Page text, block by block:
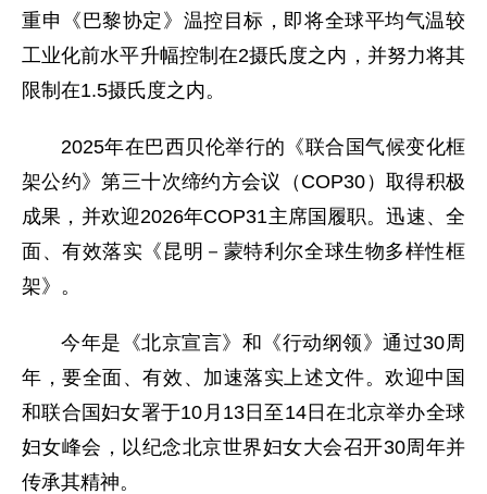
重申《巴黎协定》温控目标，即将全球平均气温较
工业化前水平升幅控制在2摄氏度之内，并努力将其
限制在1.5摄氏度之内。
2025年在巴西贝伦举行的《联合国气候变化框
架公约》第三十次缔约方会议（COP30）取得积极
成果，并欢迎2026年COP31主席国履职。迅速、全
面、有效落实《昆明－蒙特利尔全球生物多样性框
架》。
今年是《北京宣言》和《行动纲领》通过30周
年，要全面、有效、加速落实上述文件。欢迎中国
和联合国妇女署于10月13日至14日在北京举办全球
妇女峰会，以纪念北京世界妇女大会召开30周年并
传承其精神。